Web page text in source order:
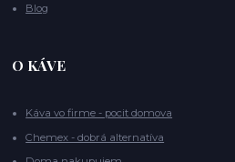
Blog
O KÁVE
Káva vo firme - pocit domova
Chemex - dobrá alternatíva